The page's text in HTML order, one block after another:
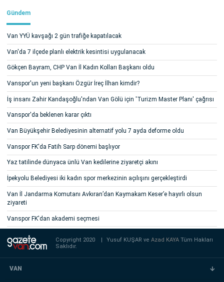
Gündem
Van YYÜ kavşağı 2 gün trafiğe kapatılacak
Van'da 7 ilçede planlı elektrik kesintisi uygulanacak
Gökçen Bayram, CHP Van İl Kadın Kolları Başkanı oldu
Vanspor'un yeni başkanı Özgür İreç İlhan kimdir?
İş insanı Zahir Kandaşoğlu'ndan Van Gölü için 'Turizm Master Planı' çağrısı
Vanspor'da beklenen karar çıktı
Van Büyükşehir Belediyesinin alternatif yolu 7 ayda deforme oldu
Vanspor FK'da Fatih Sarp dönemi başlıyor
Yaz tatilinde dünyaca ünlü Van kedilerine ziyaretçi akını
İpekyolu Belediyesi iki kadın spor merkezinin açılışını gerçekleştirdi
Van İl Jandarma Komutanı Avkıran’dan Kaymakam Keser’e hayırlı olsun
ziyareti
Vanspor FK'dan akademi seçmesi
Copyright 2020 Yusuf KUŞAR veAzad KAYATüm Hakları
Saklıdır.
VAN